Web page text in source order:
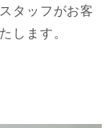
タッフがお客
します。